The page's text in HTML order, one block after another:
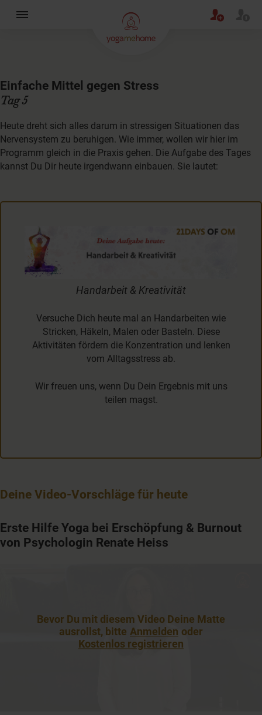
Einfache Mittel gegen Stress
Tag 5
Heute dreht sich alles darum in stressigen Situationen das
Nervensystem zu beruhigen. Wie immer, wollen wir hier im
Programm gleich in die Praxis gehen. Die Aufgabe des Tages
kannst Du Dir heute irgendwann einbauen. Sie lautet:
Handarbeit & Kreativität
Versuche Dich heute mal an Handarbeiten wie
Stricken, Häkeln, Malen oder Basteln. Diese
Aktivitäten fördern die Konzentration und lenken
vom Alltagsstress ab.
Wir freuen uns, wenn Du Dein Ergebnis mit uns
teilen magst.
Deine Video-Vorschläge für heute
Erste Hilfe Yoga bei Erschöpfung & Burnout
von Psychologin Renate Heiss
Bevor Du mit diesem Video Deine Matte
ausrollst, bitte Anmelden oder
Kostenlos registrieren